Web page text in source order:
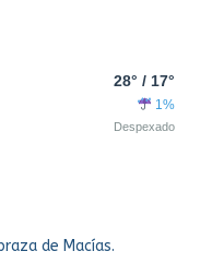
28° / 17°
1%
Despexado
de Macías.